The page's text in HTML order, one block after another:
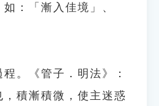
：「漸入佳境」、
。《管子．明法》：
，積漸積微，使主迷惑